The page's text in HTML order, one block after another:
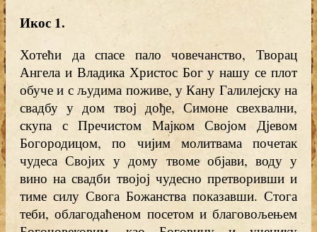
Икос 1.
Хотећи да спасе пало човечанство, Творац
Ангела и Владика Христос Бог у нашу се плот
обуче и с људима поживе, у Кану Галилејску на
свадбу у дом твој дође, Симоне свехвални,
скупа с Пречистом Мајком Својом Дјевом
Богородицом, по чијим молитвама почетак
чудеса Својих у дому твоме објави, воду у
вино на свадби твојој чудесно претворивши и
тиме силу Свога Божанства показавши. Стога
теби, облагодаћеном посетом и благовољењем